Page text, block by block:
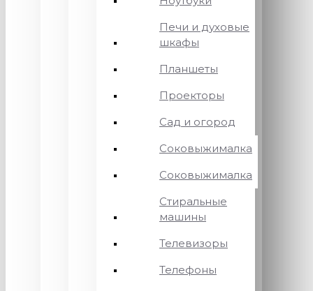
Печи и духовые
шкафы
Планшеты
Проекторы
Сад и огород
Соковыжималка
Соковыжималка
Стиральные
машины
Телевизоры
Телефоны